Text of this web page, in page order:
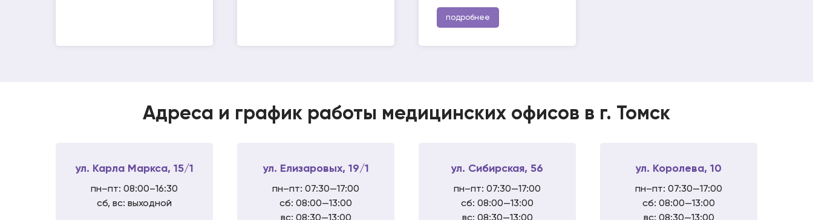
подробнее
Адреса и график работы медицинских офисов в г. Томск
ул. Карла Маркса, 15/1
пн–пт: 08:00–16:30
сб, вс: выходной
ул. Елизаровых, 19/1
пн–пт: 07:30—17:00
сб: 08:00—13:00
вс: 08:30—13:00
ул. Сибирская, 56
пн–пт: 07:30—17:00
сб: 08:00—13:00
вс: 08:30—13:00
ул. Королева, 10
пн–пт: 07:30—17:00
сб: 08:00—13:00
вс: 08:30—13:00